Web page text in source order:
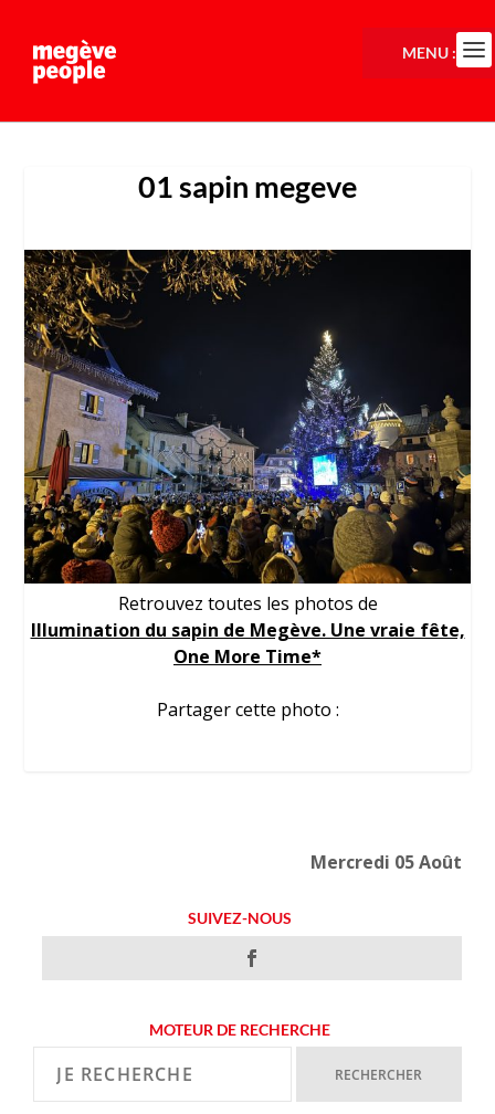
01 sapin megeve
Retrouvez toutes les photos de
Illumination du sapin de Megève. Une vraie fête,
One More Time*
Partager cette photo :
Mercredi 05 Août
SUIVEZ-NOUS
MOTEUR DE RECHERCHE
MENU :